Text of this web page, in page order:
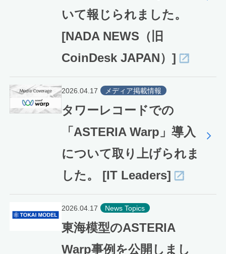
いて報じられました。
[NADA NEWS（旧
CoinDesk JAPAN）]
2026.04.17 メディア掲載情報
タワーレコードでの
「ASTERIA Warp」導入
について取り上げられま
した。 [IT Leaders]
2026.04.17 News Topics
東海模型のASTERIA
Warp事例を公開しまし